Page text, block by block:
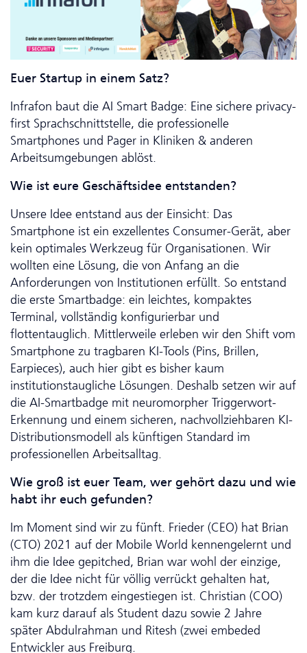
Euer Startup in einem Satz?
Infrafon baut die AI Smart Badge: Eine sichere privacy-
first Sprachschnittstelle, die professionelle
Smartphones und Pager in Kliniken & anderen
Arbeitsumgebungen ablöst.
Wie ist eure Geschäftsidee entstanden?
Unsere Idee entstand aus der Einsicht: Das
Smartphone ist ein exzellentes Consumer-Gerät, aber
kein optimales Werkzeug für Organisationen. Wir
wollten eine Lösung, die von Anfang an die
Anforderungen von Institutionen erfüllt. So entstand
die erste Smartbadge: ein leichtes, kompaktes
Terminal, vollständig konfigurierbar und
flottentauglich. Mittlerweile erleben wir den Shift vom
Smartphone zu tragbaren KI-Tools (Pins, Brillen,
Earpieces), auch hier gibt es bisher kaum
institutionstaugliche Lösungen. Deshalb setzen wir auf
die AI-Smartbadge mit neuromorpher Triggerwort-
Erkennung und einem sicheren, nachvollziehbaren KI-
Distributionsmodell als künftigen Standard im
professionellen Arbeitsalltag.
Wie groß ist euer Team, wer gehört dazu und wie
habt ihr euch gefunden?
Im Moment sind wir zu fünft. Frieder (CEO) hat Brian
(CTO) 2021 auf der Mobile World kennengelernt und
ihm die Idee gepitched, Brian war wohl der einzige,
der die Idee nicht für völlig verrückt gehalten hat,
bzw. der trotzdem eingestiegen ist. Christian (COO)
kam kurz darauf als Student dazu sowie 2 Jahre
später Abdulrahman und Ritesh (zwei embeded
Entwickler aus Freiburg.